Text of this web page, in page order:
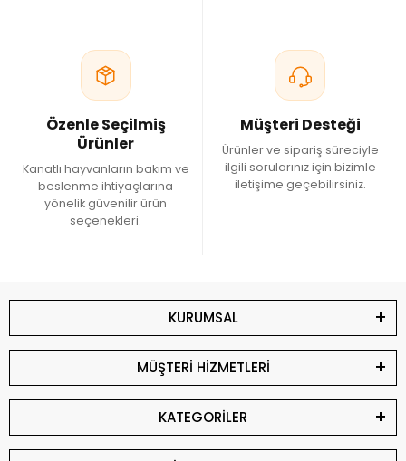
Özenle Seçilmiş
Ürünler
Kanatlı hayvanların bakım ve
beslenme ihtiyaçlarına
yönelik güvenilir ürün
seçenekleri.
Müşteri Desteği
Ürünler ve sipariş süreciyle
ilgili sorularınız için bizimle
iletişime geçebilirsiniz.
KURUMSAL
MÜŞTERİ HİZMETLERİ
KATEGORİLER